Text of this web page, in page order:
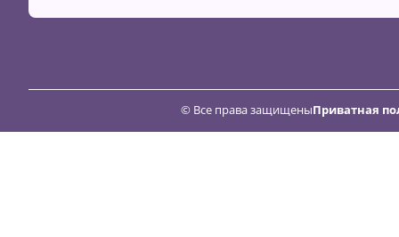
© Все права защищеныПриватная